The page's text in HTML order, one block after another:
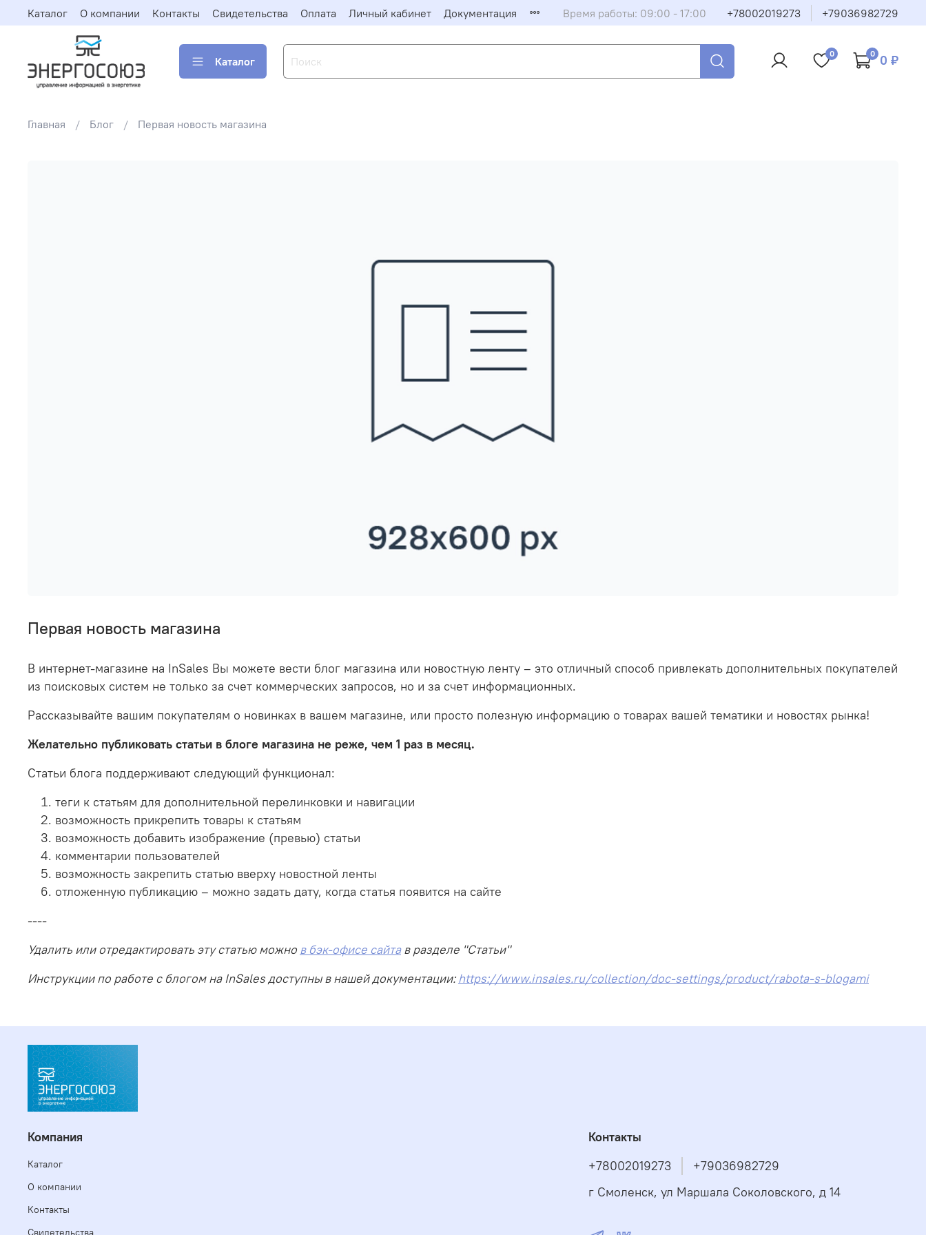
Каталог О компании Контакты Свидетельства Оплата Личный кабинет Документация Время работы: 09:00 - 17:00 +78002019273 +79036982729
Каталог
0 0 0 ₽
Главная Блог Первая новость магазина
Первая новость магазина
В интернет-магазине на InSales Вы можете вести блог магазина или новостную ленту – это отличный способ привлекать дополнительных покупателей
из поисковых систем не только за счет коммерческих запросов, но и за счет информационных.
Рассказывайте вашим покупателям о новинках в вашем магазине, или просто полезную информацию о товарах вашей тематики и новостях рынка!
Желательно публиковать статьи в блоге магазина не реже, чем 1 раз в месяц.
Статьи блога поддерживают следующий функционал:
теги к статьям для дополнительной перелинковки и навигации
возможность прикрепить товары к статьям
возможность добавить изображение (превью) статьи
комментарии пользователей
возможность закрепить статью вверху новостной ленты
отложенную публикацию – можно задать дату, когда статья появится на сайте
----
Удалить или отредактировать эту статью можно в бэк-офисе сайтав разделе "Статьи"
Инструкции по работе с блогом на InSales доступны в нашей документации:https://www.insales.ru/collection/doc-settings/product/rabota-s-blogami
Компания
Каталог
О компании
Контакты
Свидетельства
Контакты
+78002019273
+79036982729
г Смоленск, ул Маршала Соколовского, д 14